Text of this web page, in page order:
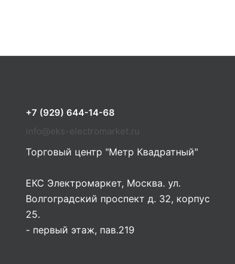
+7 (929) 644-14-68
info@eks-electromarket.ru
Торговый центр "Метр Квадратный"
ЕКС Электромаркет, Москва. ул.
Волгоградский проспект д. 32, корпус
25.
- первый этаж, пав.219